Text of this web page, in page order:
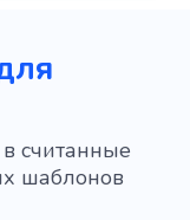
считанные
шаблонов